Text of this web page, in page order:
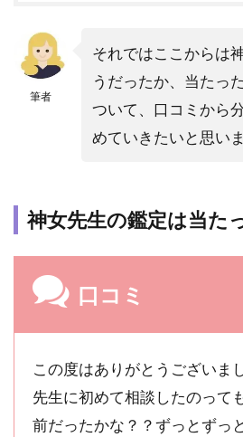
筆者
それではここからは
うだったか、当たっ
ついて、口コミから
めていきたいと思いま
神女先生の鑑定は当た
口コミ
この度はありがとうございま
先生に初めて相談したのって
前だったかな？？ずっとずっ